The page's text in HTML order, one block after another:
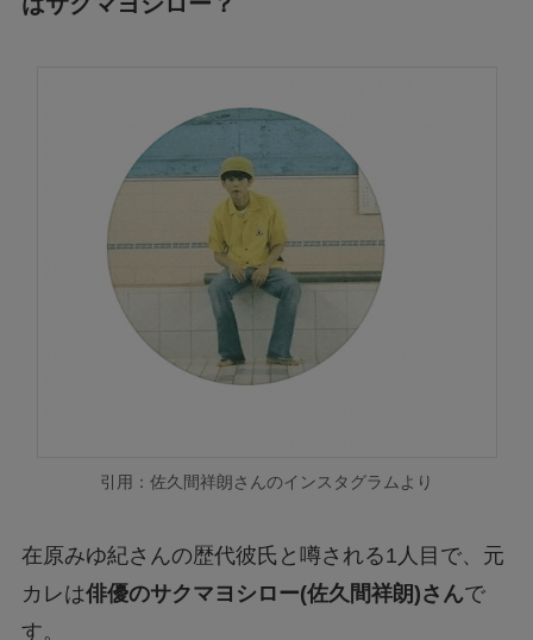
引用：佐久間祥朗さんのインスタグラムより
在原みゆ紀さんの歴代彼氏と噂される1人目で、元
カレは俳優のサクマヨシロー(佐久間祥朗)さんで
す。